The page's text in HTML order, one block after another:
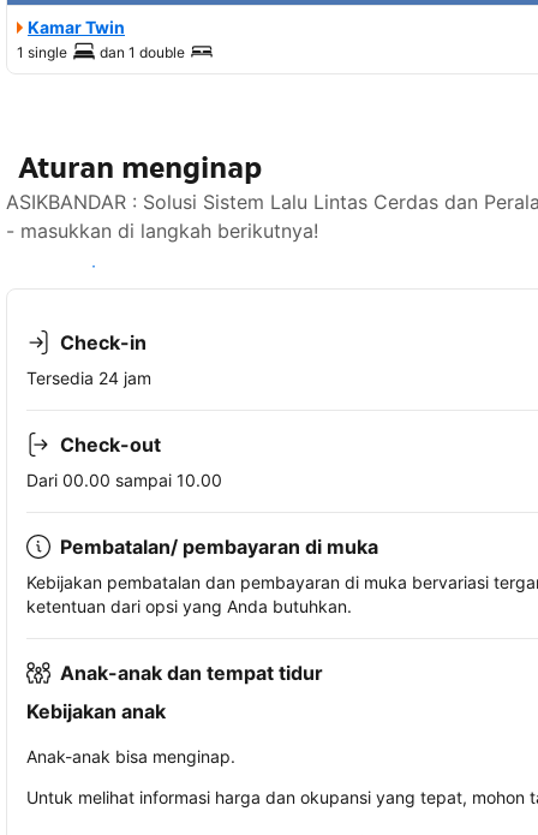
Kamar Twin
1 single dan 1 double
Aturan menginap
ASIKBANDAR : Solusi Sistem Lalu Lintas Cerdas dan
- masukkan di langkah berikutnya!
Lihat ketersediaan
Check-in
Tersedia 24 jam
Check-out
Dari 00.00 sampai 10.00
Pembatalan/ pembayaran di muka
Kebijakan pembatalan dan pembayaran di muka bervariasi
ketentuan dari opsi yang Anda butuhkan.
Anak-anak dan tempat tidur
Kebijakan anak
Anak-anak bisa menginap.
Untuk melihat informasi harga dan okupansi yang tepat,